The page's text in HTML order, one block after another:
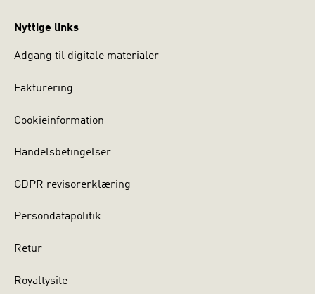
Nyttige links
Adgang til digitale materialer
Fakturering
Cookieinformation
Handelsbetingelser
GDPR revisorerklæring
Persondatapolitik
Retur
Royaltysite